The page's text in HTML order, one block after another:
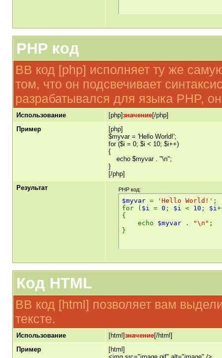
PHP код
BB код [php] исполняет ту же
том, что он подсвечивает
разрабатывался для языка PHP,
Использование [php]значение[/php]
Пример
[php]
$myvar = 'Hello World!';
for ($i = 0; $i < 10; $i++)
{
echo $myvar . "\n";
}
[/php]
Результат
PHP код:
$myvar = 'Hello World!' ;
for ( $i = 0 ; $i < 10 ; $i
{
echo $myvar . "\n" ;
}
Код HTML
BB код [html] позволяет вам
тексте.
Использование [html]значение[/html]
Пример
[html]